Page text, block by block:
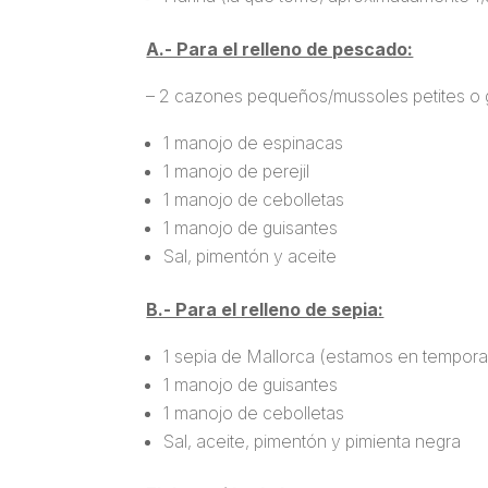
A.- Para el relleno de pescado:
– 2 cazones pequeños/mussoles petites o
1 manojo de espinacas
1 manojo de perejil
1 manojo de cebolletas
1 manojo de guisantes
Sal, pimentón y aceite
B.- Para el relleno de sepia:
1 sepia de Mallorca (estamos en
1 manojo de guisantes
1 manojo de cebolletas
Sal, aceite, pimentón y pimienta negra